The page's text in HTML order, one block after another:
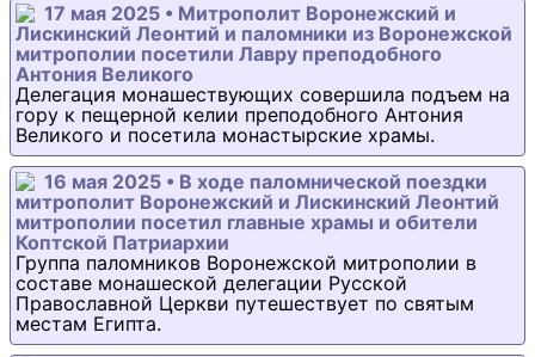
17 мая 2025 • Митрополит Воронежский и
Лискинский Леонтий и паломники из Воронежской
митрополии посетили Лавру преподобного
Антония Великого
Делегация монашествующих совершила подъем на
гору к пещерной келии преподобного Антония
Великого и посетила монастырские храмы.
16 мая 2025 • В ходе паломнической поездки
митрополит Воронежский и Лискинский Леонтий
митрополии посетил главные храмы и обители
Коптской Патриархии
Группа паломников Воронежской митрополии в
составе монашеской делегации Русской
Православной Церкви путешествует по святым
местам Египта.